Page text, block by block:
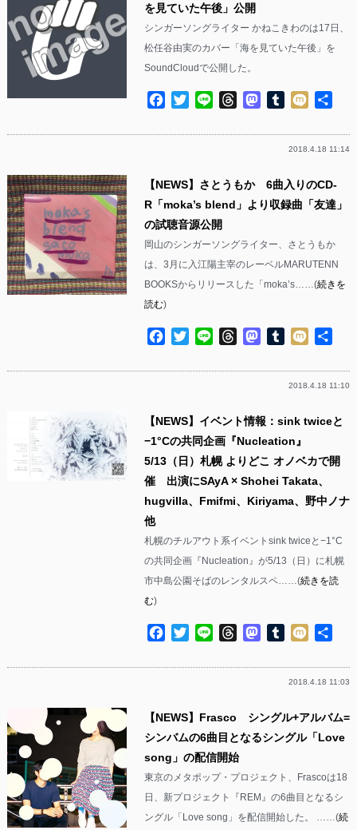
を見ていた午後」公開
シンガーソングライター かねこきわのは17日、
松任谷由実のカバー「海を見ていた午後」を
SoundCloudで公開した。
Facebook
TwitterLine ThreadsMastodon
Tumblr
Mixi
2018.4.18 11:14
【NEWS】さとうもか 6曲入りのCD-
R「moka’s blend」より収録曲「友達」
の試聴音源公開
岡山のシンガーソングライター、さとうもか
は、3月に入江陽主宰のレーベルMARUTENN
BOOKSからリリースした「moka’s……(続きを
読む)
Facebook
TwitterLine ThreadsMastodon
Tumblr
Mixi
2018.4.18 11:10
【NEWS】イベント情報：sink twiceと
−1°Cの共同企画『Nucleation』
5/13（日）札幌 よりどこ オノベカで開
催 出演にSAyA × Shohei Takata、
hugvilla、Fmifmi、Kiriyama、野中ノナ
他
札幌のチルアウト系イベントsink twiceと−1°C
の共同企画『Nucleation』が5/13（日）に札幌
市中島公園そばのレンタルスペ……(続きを読
む)
Facebook
TwitterLine ThreadsMastodon
Tumblr
Mixi
2018.4.18 11:03
【NEWS】Frasco シングル+アルバム=
シンバムの6曲目となるシングル「Love
song」の配信開始
東京のメタポップ・プロジェクト、Frascoは18
日、新プロジェクト『REM』の6曲目となるシ
ングル「Love song」を配信開始した。 ……(続